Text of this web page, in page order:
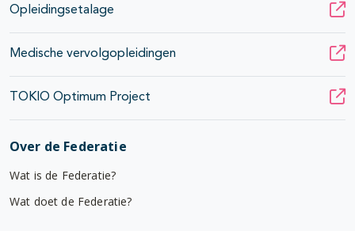
Opleidingsetalage
Medische vervolgopleidingen
TOKIO Optimum Project
Over de Federatie
Wat is de Federatie?
Wat doet de Federatie?